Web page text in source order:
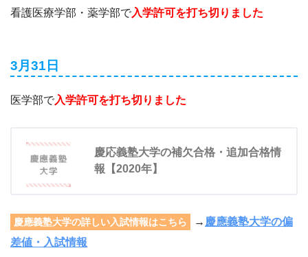
看護医療学部・薬学部で入学許可を打ち切りました
3月31日
医学部で入学許可を打ち切りました
慶応義塾大学の補欠合格・追加合格情
報【2020年】
慶應義塾大学の詳しい入試情報はこちら → 慶應義塾大学の偏
差値・入試情報